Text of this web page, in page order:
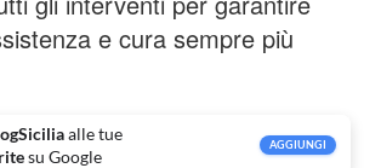
e cura sempre più
alle tue
su Google
AGGIUNGI